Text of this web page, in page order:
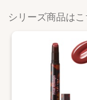
シリーズ商品はこ